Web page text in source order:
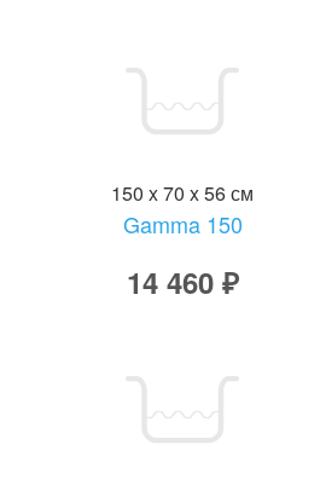
150 x 70 x 56 см
Gamma 150
14 460 ₽